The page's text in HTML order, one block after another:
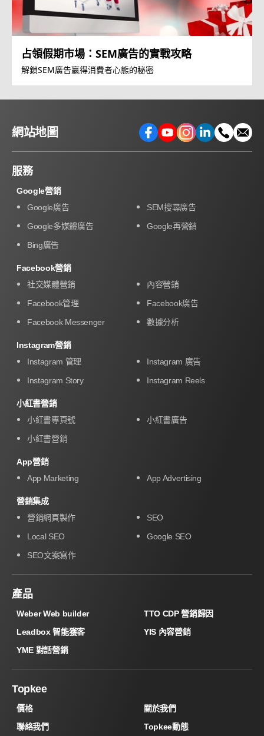
占領假期市場：SEM廣告的實戰攻略
解鎖SEM廣告贏得消費者心態的秘密
網站地圖
服務
Google營銷
Google廣告
SEM搜尋廣告
Google多媒體廣告
Google再營銷
Bing廣告
Facebook營銷
社交媒體營銷
內容營銷
Facebook管理
Facebook廣告
Facebook Messenger
數據分析
Instagram營銷
Instagram 管理
Instagram 廣告
Instagram Story
Instagram Reels
小紅書營銷
小紅書專頁號
小紅書廣告
小紅書營銷
App營銷
App Marketing
App Advertising
營銷集成
營銷網頁製作
SEO
Local SEO
Google SEO
SEO文案寫作
產品
Weber Web builder
TTO CDP 營銷歸因
Leadbox 智能獲客
YIS 內容營銷
YME 對話營銷
Topkee
價格
關於我們
聯絡我們
Topkee動態